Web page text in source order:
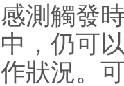
感測觸發
中，仍可
作狀況。